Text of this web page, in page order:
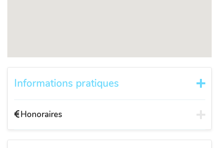
Informations pratiques
Honoraires